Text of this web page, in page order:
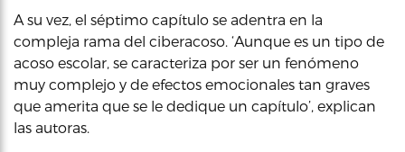
A su vez, el séptimo capítulo se adentra en la
compleja rama del ciberacoso. ‘Aunque es un tipo de
acoso escolar, se caracteriza por ser un fenómeno
muy complejo y de efectos emocionales tan graves
que amerita que se le dedique un capítulo’, explican
las autoras.